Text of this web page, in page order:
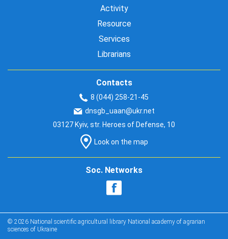
Activity
Resource
Services
Librarians
Contacts
8 (044) 258-21-45
dnsgb_uaan@ukr.net
03127 Kyiv, str. Heroes of Defense, 10
Look on the map
Soc. Networks
© 2026 National scientific agricultural library National academy of agrarian
sciences of Ukraine